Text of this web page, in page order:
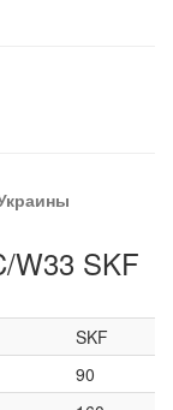
W33 SKF
SKF
90